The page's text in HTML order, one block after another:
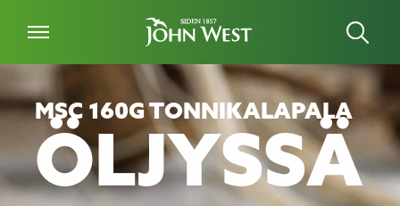
MSC 160G TONNIKALAPALA
ÖLJYSSÄ